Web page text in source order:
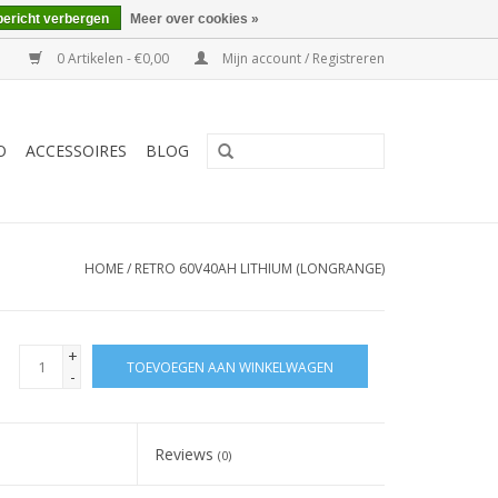
0 Artikelen - €0,00 Mijn account / Registreren
ACCESSOIRES BLOG
HOME/ RETRO 60V40AH LITHIUM (LONGRANGE)
+
-
TOEVOEGEN AAN WINKELWAGEN
Reviews(0)
verbergen Meer over cookies »